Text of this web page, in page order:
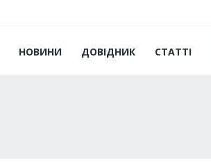
НОВИНИ ДОВІДНИК СТАТТІ